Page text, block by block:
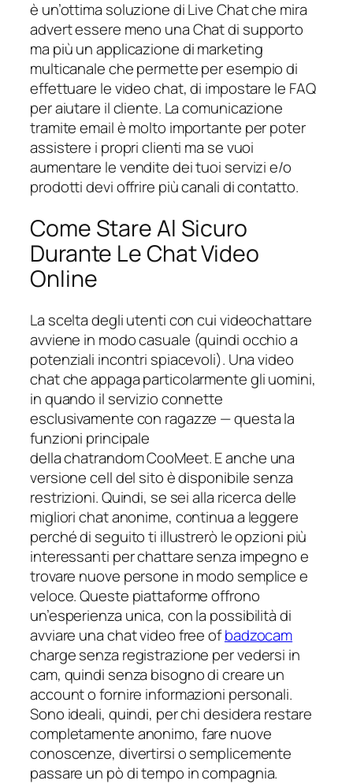
è un’ottima soluzione di Live Chat che mira
advert essere meno una Chat di supporto
ma più un applicazione di marketing
multicanale che permette per esempio di
effettuare le video chat, di impostare le FAQ
per aiutare il cliente. La comunicazione
tramite email è molto importante per poter
assistere i propri clienti ma se vuoi
aumentare le vendite dei tuoi servizi e/o
prodotti devi offrire più canali di contatto.
Come Stare Al Sicuro
Durante Le Chat Video
Online
La scelta degli utenti con cui videochattare
avviene in modo casuale (quindi occhio a
potenziali incontri spiacevoli). Una video
chat che appaga particolarmente gli uomini,
in quando il servizio connette
esclusivamente con ragazze — questa la
funzioni principale
della chatrandom CooMeet. E anche una
versione cell del sito è disponibile senza
restrizioni. Quindi, se sei alla ricerca delle
migliori chat anonime, continua a leggere
perché di seguito ti illustrerò le opzioni più
interessanti per chattare senza impegno e
trovare nuove persone in modo semplice e
veloce. Queste piattaforme offrono
un’esperienza unica, con la possibilità di
avviare una chat video free ofbadzocam
charge senza registrazione per vedersi in
cam, quindi senza bisogno di creare un
account o fornire informazioni personali.
Sono ideali, quindi, per chi desidera restare
completamente anonimo, fare nuove
conoscenze, divertirsi o semplicemente
passare un pò di tempo in compagnia.